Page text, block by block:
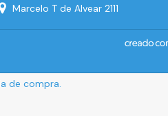
de compra.
Marcelo T de Alvear 2111